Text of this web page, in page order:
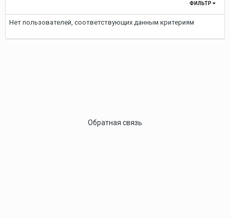
ФИЛЬТР
Нет пользователей, соответствующих данным критериям
Обратная связь